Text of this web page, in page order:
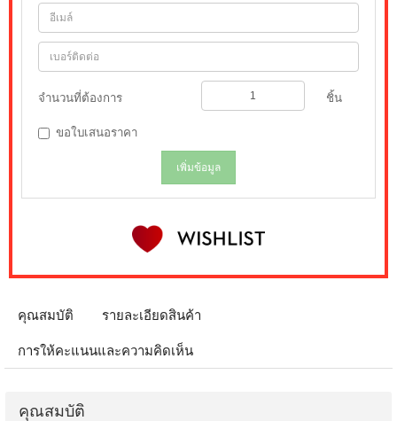
จำนวนที่ต้องการ ชิ้น
ขอใบเสนอราคา
เพิ่มข้อมูล
คุณสมบัติ รายละเอียดสินค้า
การให้คะแนนและความคิดเห็น
คุณสมบัติ